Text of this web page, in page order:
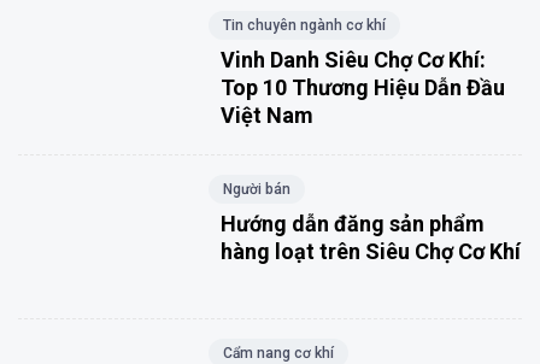
Tin chuyên ngành cơ khí
Vinh Danh Siêu Chợ Cơ Khí:
Top 10 Thương Hiệu Dẫn Đầu
Việt Nam
Người bán
Hướng dẫn đăng sản phẩm
hàng loạt trên Siêu Chợ Cơ Khí
Cẩm nang cơ khí